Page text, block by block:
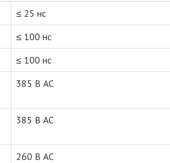
≤ 25 нс
≤ 100 нс
≤ 100 нс
385 В AC
385 В AC
260 В AC